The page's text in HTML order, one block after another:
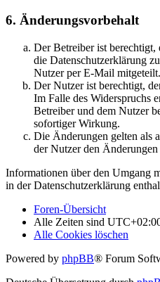
6. Änderungsvorbehalt
Der Betreiber ist
die Datenschutzerklärung
Nutzer per E-Mail mitgeteilt.
Der Nutzer ist berechtigt,
Im Falle des Widerspruchs
Betreiber und dem Nutzer
sofortiger Wirkung.
Die Änderungen gelten als
der Nutzer den Änderungen
Informationen über den Umgang
in der Datenschutzerklärung
Foren-Übersicht
Alle Zeiten sind
Alle Cookies löschen
Powered by phpBB® Forum